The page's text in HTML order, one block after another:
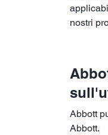
nostri
Abbott
Abbott.